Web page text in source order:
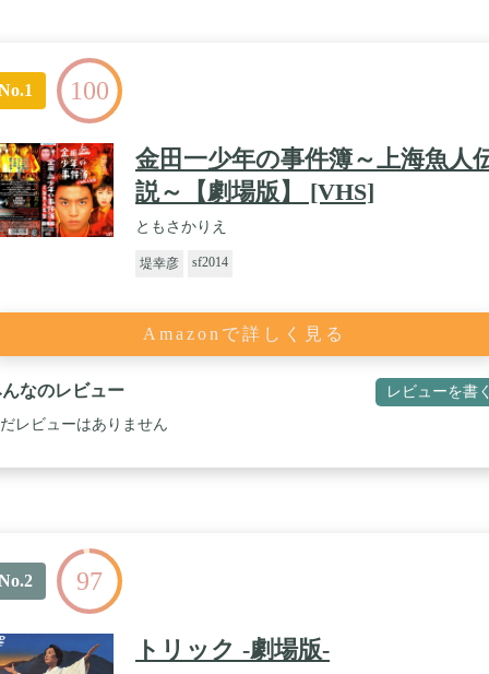
100
金田一少年の事件簿～上海魚人
説～【劇場版】 [VHS]
ともさかりえ
堤幸彦 sf2014
Amazonで詳しく見る
なのレビュー レビューを書
レビューはありません
97
トリック -劇場版-